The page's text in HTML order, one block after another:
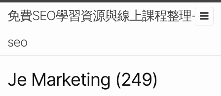
免費SEO學習資源與線上課程整理-
seo
Je Marketing (249)